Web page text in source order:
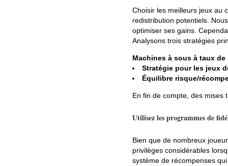
Choisir les meilleurs jeux au
redistribution potentiels.
optimiser ses gains.
Analysons trois stratégies
Machines à sous à taux
Stratégie pour les jeux
Équilibre risque/
En fin de compte, des mises
Utilisez les programmes de
Bien que de nombreux
privilèges considérables
système de récompenses